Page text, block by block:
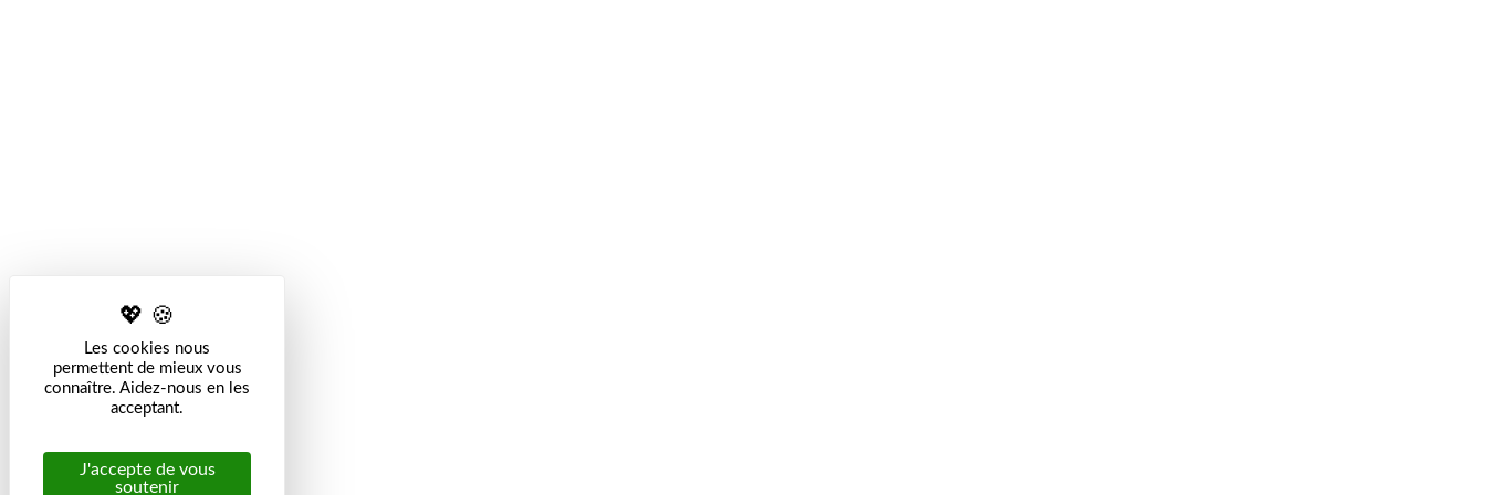
Les cookies nous
permettent de mieux vous
connaître. Aidez-nous en les
acceptant.
J'accepte de vous
soutenir